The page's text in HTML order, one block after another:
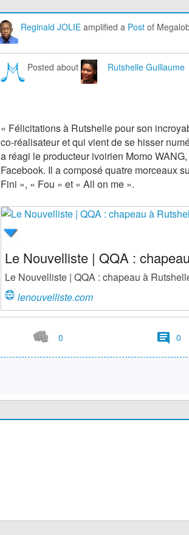
Reginald JOLIE amplified a Post of
Posted about Rutshelle Guillaume
« Félicitations à Rutshelle pour son
co-réalisateur et qui vient de se hisser
a réagi le producteur ivoirien Momo
Facebook. Il a composé quatre morceaux
Fini », « Fou » et « All on me ».
Le Nouvelliste | QQA :
Le Nouvelliste | QQA : chapeau à
lenouvelliste.com
0 0